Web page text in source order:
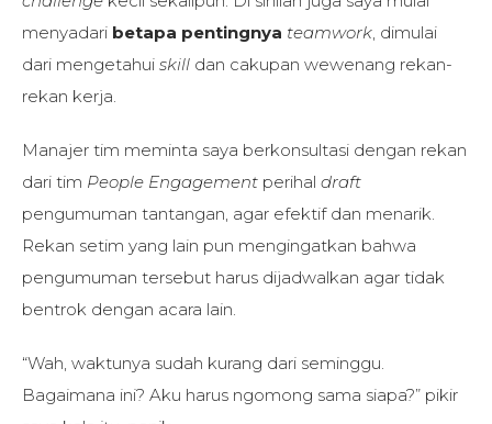
menyadari betapa pentingnya teamwork, dimulai
dari mengetahui skill dan cakupan wewenang rekan-
rekan kerja.
Manajer tim meminta saya berkonsultasi dengan rekan
dari tim People Engagement perihal draft
pengumuman tantangan, agar efektif dan menarik.
Rekan setim yang lain pun mengingatkan bahwa
pengumuman tersebut harus dijadwalkan agar tidak
bentrok dengan acara lain.
“Wah, waktunya sudah kurang dari seminggu.
Bagaimana ini? Aku harus ngomong sama siapa?” pikir